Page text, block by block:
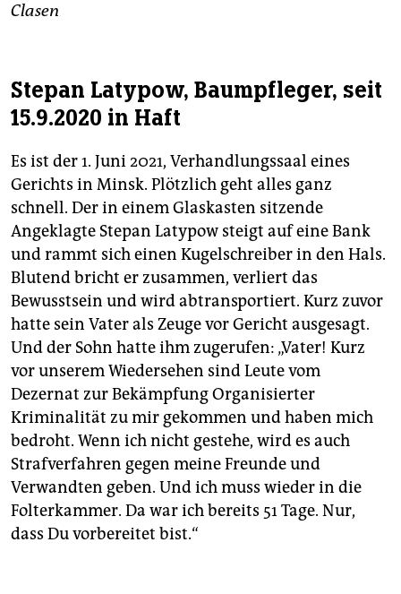
Clasen
Stepan Latypow, Baumpfleger, seit
15.9.2020 in Haft
Es ist der 1. Juni 2021, Verhandlungssaal eines
Gerichts in Minsk. Plötzlich geht alles ganz
schnell. Der in einem Glaskasten sitzende
Angeklagte Stepan Latypow steigt auf eine Bank
und rammt sich einen Kugelschreiber in den Hals.
Blutend bricht er zusammen, verliert das
Bewusstsein und wird abtransportiert. Kurz zuvor
hatte sein Vater als Zeuge vor Gericht ausgesagt.
Und der Sohn hatte ihm zugerufen: „Vater! Kurz
vor unserem Wiedersehen sind Leute vom
Dezernat zur Bekämpfung Organisierter
Kriminalität zu mir gekommen und haben mich
bedroht. Wenn ich nicht gestehe, wird es auch
Strafverfahren gegen meine Freunde und
Verwandten geben. Und ich muss wieder in die
Folterkammer. Da war ich bereits 51 Tage. Nur,
dass Du vorbereitet bist.“